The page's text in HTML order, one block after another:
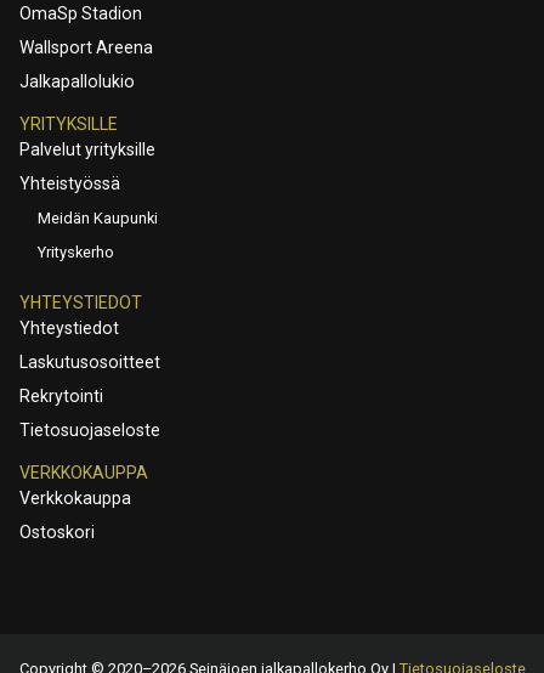
OmaSp Stadion
Wallsport Areena
Jalkapallolukio
YRITYKSILLE
Palvelut yrityksille
Yhteistyössä
Meidän Kaupunki
Yrityskerho
YHTEYSTIEDOT
Yhteystiedot
Laskutusosoitteet
Rekrytointi
Tietosuojaseloste
VERKKOKAUPPA
Verkkokauppa
Ostoskori
Copyright © 2020–2026 Seinäjoen jalkapallokerho Oy | Tietosuojaseloste